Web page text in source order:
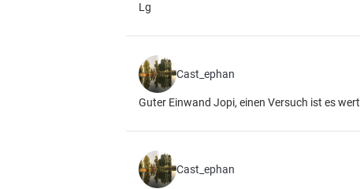
Lg
Cast_ephan
Guter Einwand Jopi, einen Versuch ist es wert
Cast_ephan